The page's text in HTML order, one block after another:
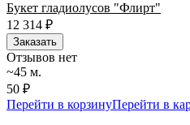
Букет гладиолусов "Флирт"
12 314 ₽
Заказать
Отзывов нет
~45 м.
50 ₽
Перейти в корзинуПерейти в